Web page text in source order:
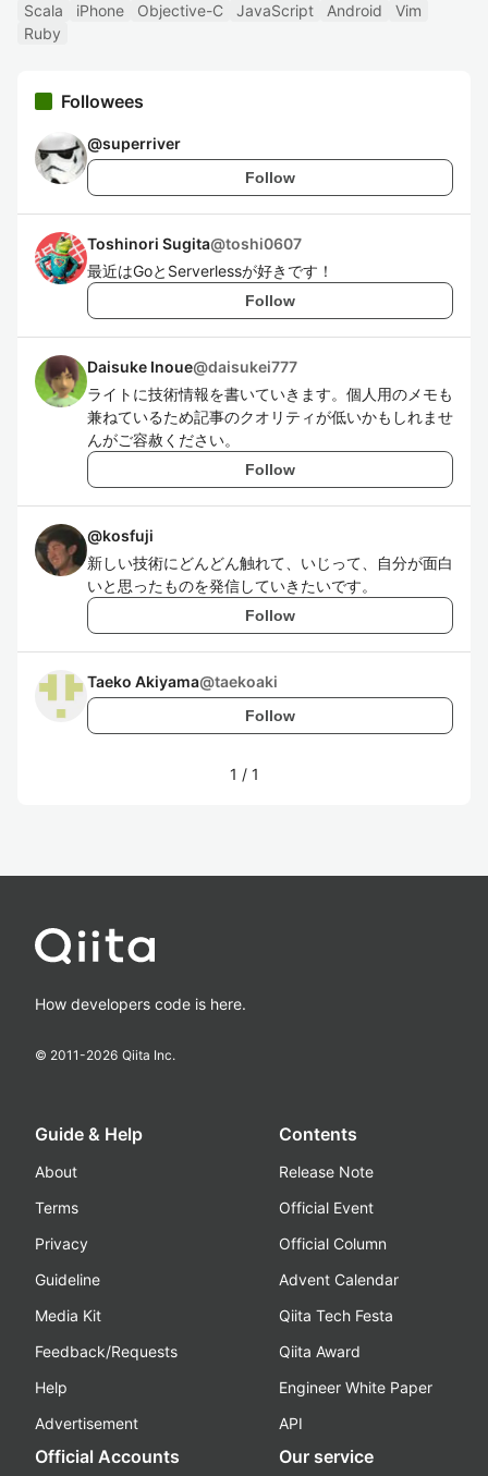
Scala iPhone Objective-C JavaScript Android
Vim
Ruby
Followees
@superriver
Follow
Toshinori Sugita@toshi0607
最近はGoとServerlessが好きです！
Follow
Daisuke Inoue@daisukei777
ライトに技術情報を書いていきます。個人用のメモも
兼ねているため記事のクオリティが低いかもしれませ
んがご容赦ください。
Follow
@kosfuji
新しい技術にどんどん触れて、いじって、自分が面白
いと思ったものを発信していきたいです。
Follow
Taeko Akiyama@taekoaki
Follow
1 / 1
How developers code is here.
© 2011-2026 Qiita Inc.
Guide & Help
About
Terms
Privacy
Guideline
Media Kit
Feedback/Requests
Help
Advertisement
Contents
Release Note
Official Event
Official Column
Advent Calendar
Qiita Tech Festa
Qiita Award
Engineer White Paper
API
Official Accounts Our service